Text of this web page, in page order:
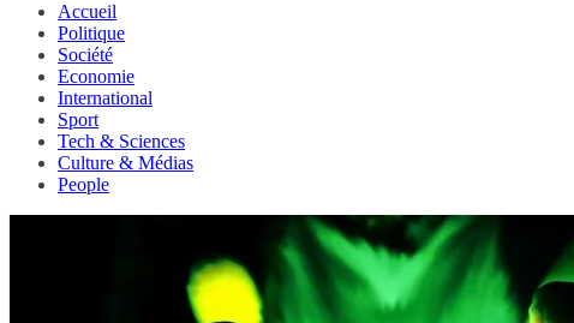
Accueil
Politique
Société
Economie
International
Sport
Tech & Sciences
Culture & Médias
People